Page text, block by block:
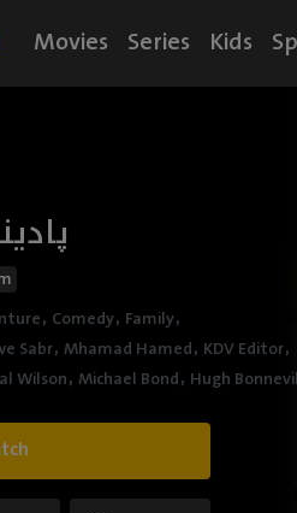
Movies Series Kids
, Comedy, Family,
Sabr, Mhamad Hamed, KDV Editor,
Wilson, Michael Bond, Hugh